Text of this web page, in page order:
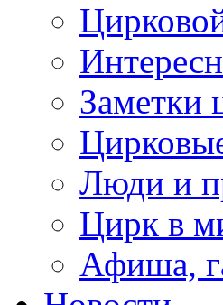
Заметки
Люди и
Цирк в
Афиша,